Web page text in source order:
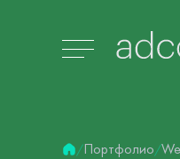
/Портфолио/